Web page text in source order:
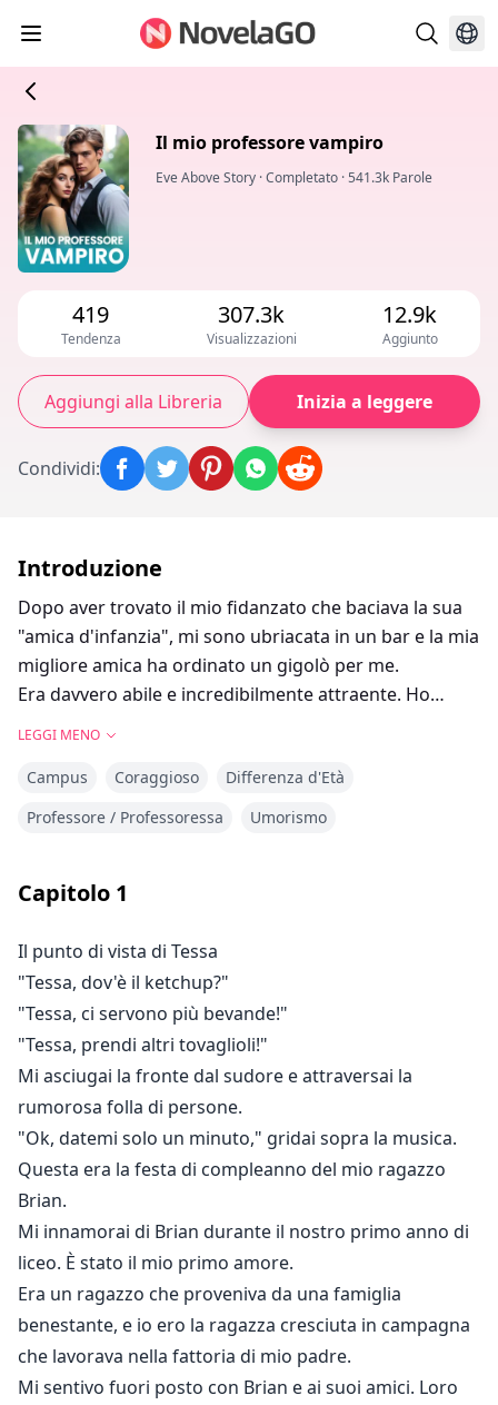
Il mio professore vampiro
Eve Above Story ·Completato ·541.3k Parole
419
Tendenza
307.3k
Visualizzazioni
12.9k
Aggiunto
Aggiungi alla Libreria Inizia a leggere
Condividi:
Introduzione
Dopo aver trovato il mio fidanzato che baciava la sua
"amica d'infanzia", mi sono ubriacata in un bar e la mia
migliore amica ha ordinato un gigolò per me.
Era davvero abile e incredibilmente attraente. Ho
scoperto che in realtà è il mio nuovo Professore.
Gradualmente, ho capito che c'era qualcosa di diverso
"Hai dimenticato qualcosa."
un'espressione impassibile.
"Cosa—"
Ho iniziato a chiedere, ma lui stava già andando via.
Gli altri studenti nella stanza mi fissavano con aria
interrogativa, cercando di capire cosa mi avesse
appena consegnato.
Ho guardato dentro la busta e l'ho chiusa
immediatamente, sentendo il sangue gelarmi nelle
vene.
C'erano il reggiseno e i soldi che avevo lasciato a casa
sua.
LEGGI MENO
Campus Coraggioso
Differenza d'Età
Professore / Professoressa
Umorismo
Capitolo 1
Il punto di vista di Tessa
"Tessa, dov'è il ketchup?"
"Tessa, ci servono più bevande!"
"Tessa, prendi altri tovaglioli!"
Mi asciugai la fronte dal sudore e attraversai la
rumorosa folla di persone.
"Ok, datemi solo un minuto," gridai sopra la musica.
Questa era la festa di compleanno del mio ragazzo
Brian.
Mi innamorai di Brian durante il nostro primo anno di
liceo. È stato il mio primo amore.
Era un ragazzo che proveniva da una famiglia
benestante, e io ero la ragazza cresciuta in campagna
che lavorava nella fattoria di mio padre.
Mi sentivo fuori posto con Brian e ai suoi amici. Loro